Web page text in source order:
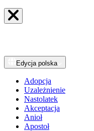
Edycja polska
Adopcja
Uzależnienie
Nastolatek
Akceptacja
Anioł
Apostoł